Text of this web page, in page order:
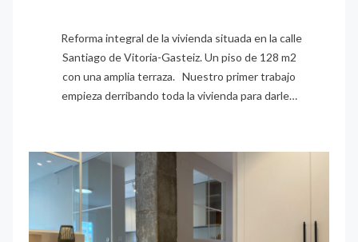
Reforma integral de la vivienda situada en la calle
Santiago de Vitoria-Gasteiz. Un piso de 128 m2
con una amplia terraza. Nuestro primer trabajo
empieza derribando toda la vivienda para darle…